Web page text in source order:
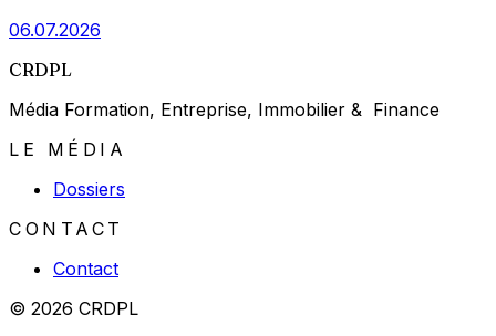
06.07.2026
CRDPL
Média Formation, Entreprise, Immobilier & Finance
LE MÉDIA
Dossiers
CONTACT
Contact
© 2026 CRDPL